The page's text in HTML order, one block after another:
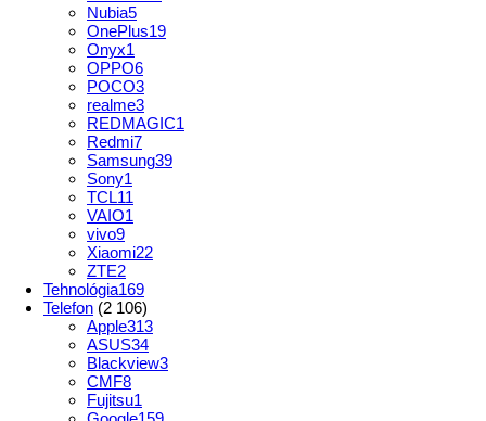
Nubia5
OnePlus19
Onyx1
OPPO6
POCO3
realme3
REDMAGIC1
Redmi7
Samsung39
Sony1
TCL11
VAIO1
vivo9
Xiaomi22
ZTE2
Tehnológia169
Telefon (2 106)
Apple313
ASUS34
Blackview3
CMF8
Fujitsu1